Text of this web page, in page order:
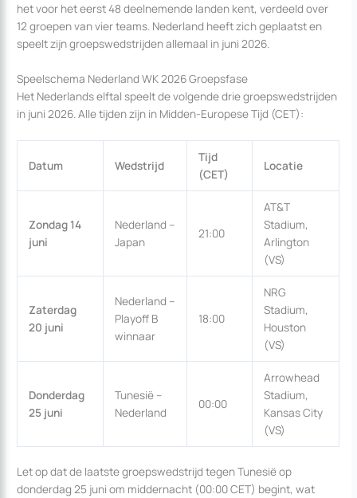
het voor het eerst 48 deelnemende landen kent, verdeeld over
12 groepen van vier teams. Nederland heeft zich geplaatst en
speelt zijn groepswedstrijden allemaal in juni 2026.
Speelschema Nederland WK 2026 Groepsfase
Het Nederlands elftal speelt de volgende drie groepswedstrijden
in juni 2026. Alle tijden zijn in Midden-Europese Tijd (CET):
Datum Wedstrijd
Tijd
(CET)
Locatie
Zondag 14
juni
Nederland –
Japan
21:00
AT&T
Stadium,
Arlington
(VS)
Zaterdag
20 juni
Nederland –
Playoff B
winnaar
18:00
NRG
Stadium,
Houston
(VS)
Donderdag
25 juni
Tunesië –
Nederland
00:00
Arrowhead
Stadium,
Kansas City
(VS)
Let op dat de laatste groepswedstrijd tegen Tunesië op
donderdag 25 juni om middernacht (00:00 CET) begint, wat